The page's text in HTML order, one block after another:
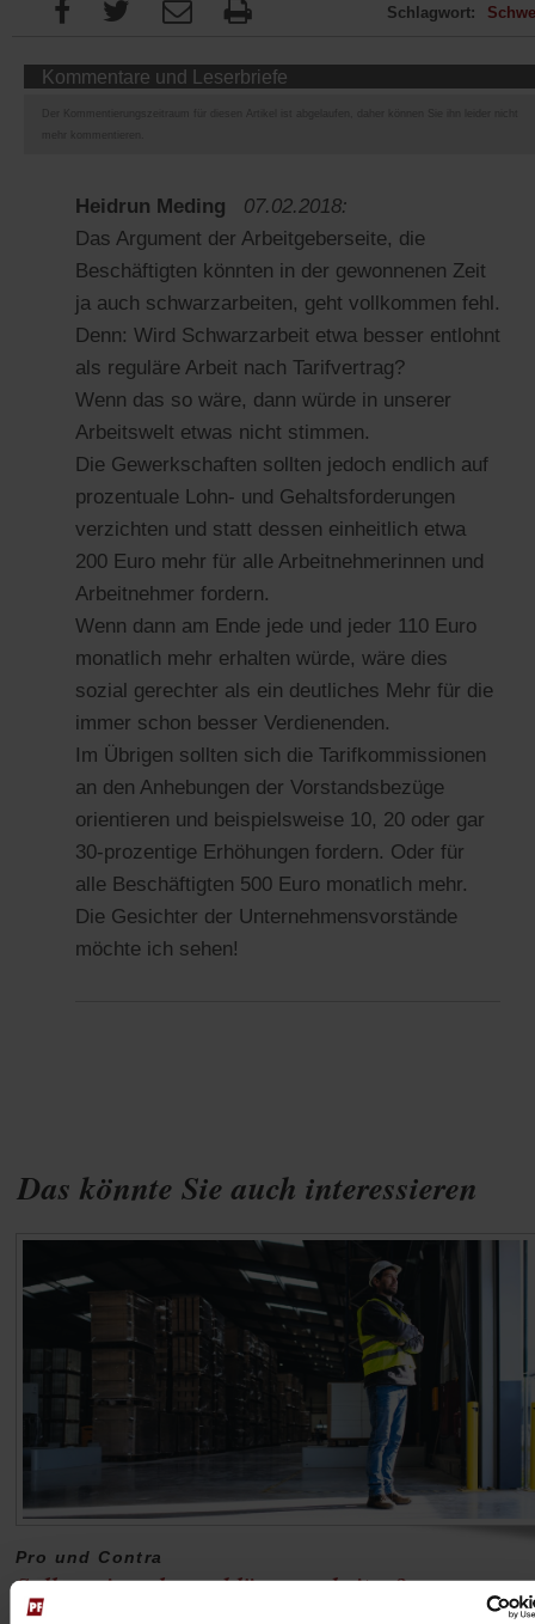
Das könnte Sie auch interessieren
Pro und Contra
Sollen wir mehr und länger arbeiten?
Schlagwort:
Kommentare und Leserbriefe
Heidrun Meding
07.02.2018:
Das Argument der Arbeitgeberseite, die
Beschäftigten könnten in der gewonnenen Zeit
ja auch schwarzarbeiten, geht vollkommen fehl.
Denn: Wird Schwarzarbeit etwa besser entlohnt
als reguläre Arbeit nach Tarifvertrag?
Wenn das so wäre, dann würde in unserer
Arbeitswelt etwas nicht stimmen.
Die Gewerkschaften sollten jedoch endlich auf
prozentuale Lohn- und Gehaltsforderungen
verzichten und statt dessen einheitlich etwa
200 Euro mehr für alle Arbeitnehmerinnen und
Arbeitnehmer fordern.
Wenn dann am Ende jede und jeder 110 Euro
monatlich mehr erhalten würde, wäre dies
sozial gerechter als ein deutliches Mehr für die
immer schon besser Verdienenden.
Im Übrigen sollten sich die Tarifkommissionen
an den Anhebungen der Vorstandsbezüge
orientieren und beispielsweise 10, 20 oder gar
30-prozentige Erhöhungen fordern. Oder für
alle Beschäftigten 500 Euro monatlich mehr.
Die Gesichter der Unternehmensvorstände
möchte ich sehen!